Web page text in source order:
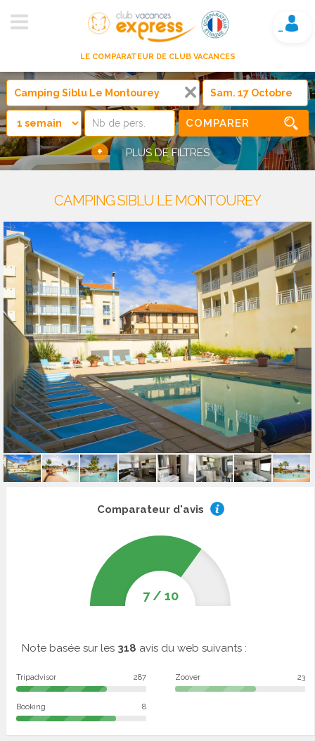
LE COMPARATEUR DE CLUB VACANCES
Mon compte
COMPARER
+ PLUS DE FILTRES
CAMPING SIBLU LE MONTOUREY
Comparateur d'avis
7/ 10
Note basée sur les 318 avis du web suivants :
Tripadvisor 287 Zoover 23
Booking 8